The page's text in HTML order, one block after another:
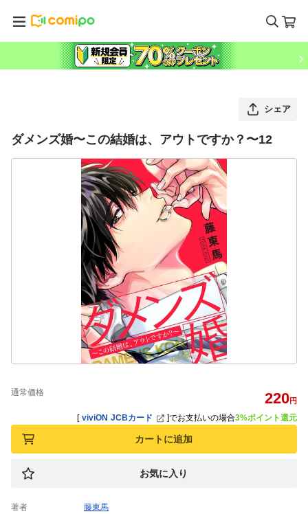
シェア
ダメンズ婚〜この結婚は、アウトですか？〜12
通常価格 220円
[ viviON JCBカード ]でお支払いの場合3%ポイント還元
カートに追加
お気に入り
著者 藤東馬